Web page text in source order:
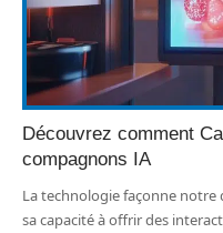
Découvrez comment
compagnons IA
La technologie façonne notre
sa capacité à offrir des